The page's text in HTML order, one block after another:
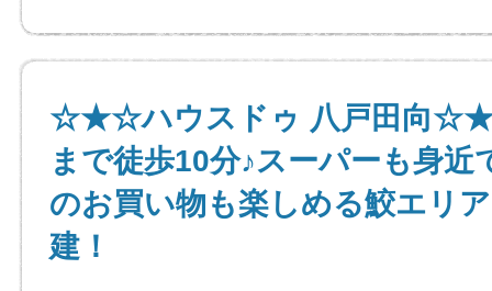
☆★☆ハウスドゥ 八戸田向
まで徒歩10分♪スーパーも身近
のお買い物も楽しめる鮫エリ
建！